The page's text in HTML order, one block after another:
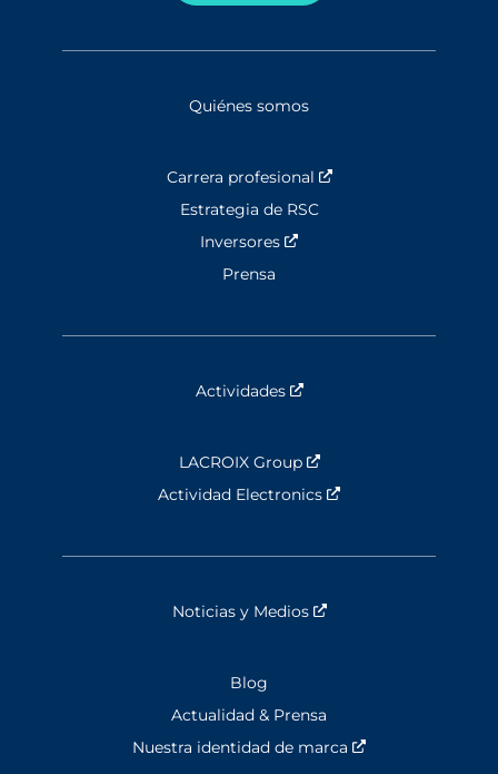
Quiénes somos
Carrera profesional
Nouvelle fenêtre
Estrategia de RSC
Inversores
Prensa
Actividades Nouvelle fenêtre
LACROIX Group
Nouvelle fenêtre
Actividad Electronics
Noticias y Medios Nouvelle fenêtre
Blog
Actualidad & Prensa
Nuestra identidad de marca